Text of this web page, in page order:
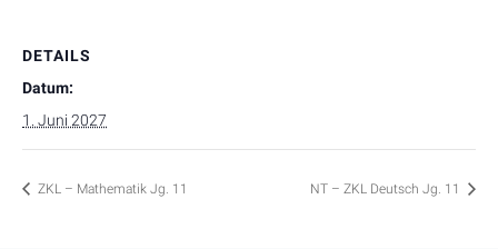
DETAILS
Datum:
1. Juni 2027
ZKL – Mathematik Jg. 11 NT – ZKL Deutsch Jg. 11